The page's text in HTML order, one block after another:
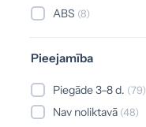
ABS (8)
Pieejamība
Piegāde 3–8 d. (79)
Nav noliktavā (48)